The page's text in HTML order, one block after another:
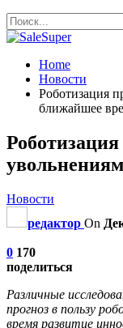
Home
Новости
Роботизация
ближайшее
Новости
редактор On
0 170
поделиться
Различные
прогноз в пользу
время развитие